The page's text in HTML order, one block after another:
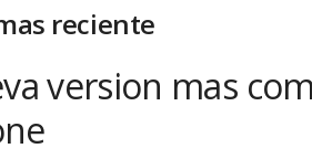
reciente
version mas